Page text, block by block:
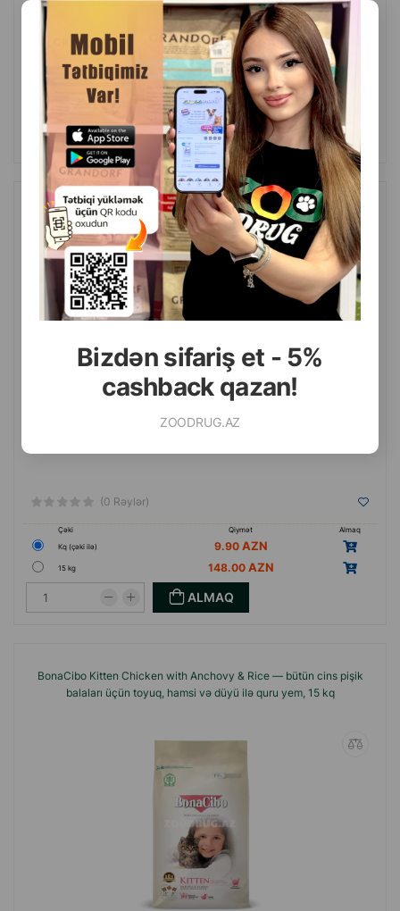
Bizdən sifariş et - 5%
cashback qazan!
ZOODRUG.AZ
(0 Rəylər)
Çəki Qiymət
Almaq
9.90
148.00
ALMAQ
BonaCibo Adult Cat Chicken with Anchovy & Rice — toyuq, hamsi və
düyü ilə böyüklər üçün quru pişik yemi 15kq
(0 Rəylər)
Çəki Qiymət
Almaq
Кq (çəki ilə)
9.90
15 kg 148.00
ALMAQ
BonaCibo Kitten Chicken with Anchovy & Rice — bütün cins pişik
balaları üçün toyuq, hamsi və düyü ilə quru yem, 15 kq